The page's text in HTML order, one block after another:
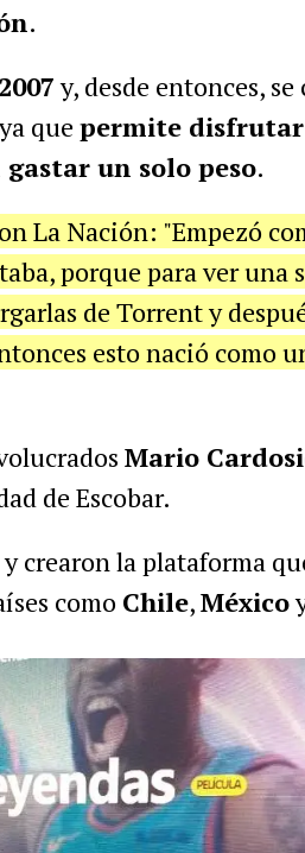
.
2007y, desde entonces,
que permite
un solo peso.
La Nación: "Empezó
porque para ver una
de Torrent y
esto nació como
Mario
de Escobar.
crearon la plataforma
como Chile,México